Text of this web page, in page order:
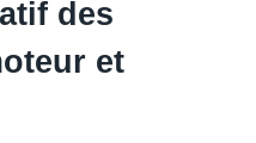
des
et